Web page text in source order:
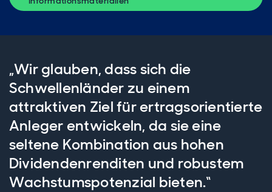
„Wir glauben, dass sich die
Schwellenländer zu einem
attraktiven Ziel für ertragsorientierte
Anleger entwickeln, da sie eine
seltene Kombination aus hohen
Dividendenrenditen und robustem
Wachstumspotenzial bieten.“